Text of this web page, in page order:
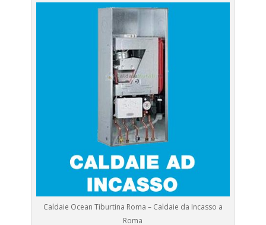
Caldaie Ocean Tiburtina Roma – Caldaie da Incasso a
Roma